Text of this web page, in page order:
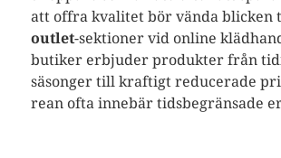
att offra kvalitet bör vända blicken
outlet-sektioner vid online
butiker erbjuder produkter från
säsonger till kraftigt reducerade
rean ofta innebär tidsbegränsade